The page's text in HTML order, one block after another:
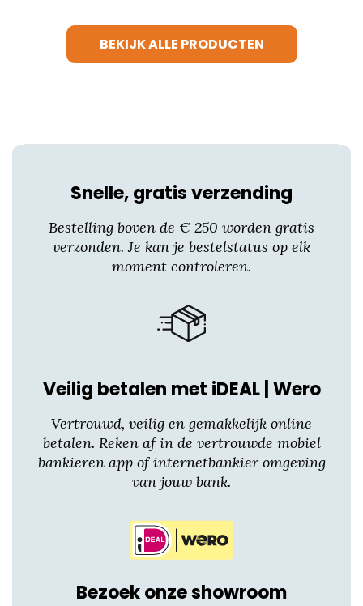
variaties.
op
productpagina
BEKIJK ALLE PRODUCTEN
Snelle, gratis verzending
Bestelling boven de € 250 worden gratis
verzonden. Je kan je bestelstatus op elk
moment controleren.
Veilig betalen met iDEAL | Wero
Vertrouwd, veilig en gemakkelijk online
betalen. Reken af in de vertrouwde mobiel
bankieren app of internetbankier omgeving
van jouw bank.
Bezoek onze showroom